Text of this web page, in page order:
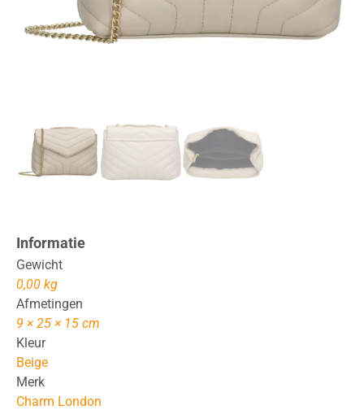
Informatie
Gewicht
0,00 kg
Afmetingen
9 × 25 × 15 cm
Kleur
Beige
Merk
Charm London